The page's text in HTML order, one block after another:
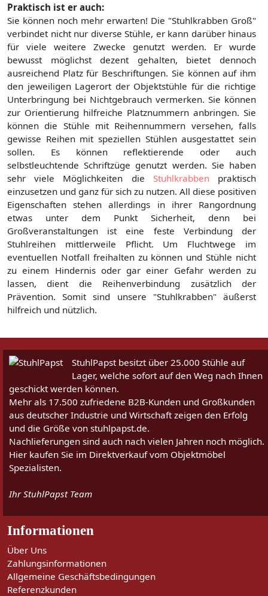
Praktisch ist er auch:
Sie können noch mehr erwarten! Die "Stuhlkrabben Groß"
verbindet nicht nur diverse Stühle, er kann darüber hinaus
für viele weitere Zwecke genutzt werden. Er wurde
bewusst möglichst dezent gehalten, bietet dennoch
ausreichend Platz für Beschriftungen. Sie können auf ihm
den jeweiligen Lagerort der Objektstühle für die richtige
Unterbringung bei Nichtgebrauch vermerken. Sie können
zur Orientierung hilfreiche Platznummern anbringen. Sie
können die Stühle mit Reihennummern versehen, falls
gewisse Reihen mit speziellen Stühlen ausgestattet sein
sollen. Es können reflektierende oder auch
selbstleuchtende Schriftzüge genutzt werden. Sie haben
sehr viele Möglichkeiten die Stuhlkrabbenpraktisch
einzusetzen und ganz für sich zu nutzen. All diese positiven
Eigenschaften stehen allerdings in ihrer Rangordnung
etwas unter dem Punkt Sicherheit, denn bei
Großveranstaltungen ist eine feste Verbindung der
Stuhlreihen mittlerweile Pflicht. Um Fluchtwege im
eventuellen Notfall freihalten zu können und Stühle nicht
zu einem Hindernis oder gar einer Gefahr werden zu
lassen, dient die Reihenverbindung zusätzlich der
Prävention. Somit sind unsere "Stuhlkrabben" äußerst
hilfreich und nützlich.
StuhlPapst besitzt über 25.000 Stühle auf
Lager, welche sofort auf den Weg nach Ihnen
geschickt werden können.
Mehr als 17.500 zufriedene B2B-Kunden und Großkunden
aus deutscher Industrie und Wirtschaft zeigen den Erfolg
und die Größe von stuhlpapst.de.
Nachlieferungen sind auch nach vielen Jahren noch möglich.
Hier kaufen Sie im Direktverkauf vom Objektmöbel
Spezialisten.
Ihr StuhlPapst Team
Informationen
Über Uns
Zahlungsinformationen
Allgemeine Geschäftsbedingungen
Referenzkunden